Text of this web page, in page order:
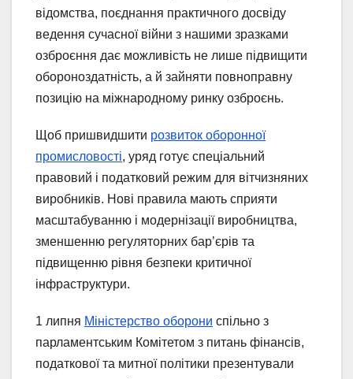
відомства, поєднання практичного досвіду
ведення сучасної війни з нашими зразками
озброєння дає можливість не лише підвищити
обороноздатність, а й зайняти повноправну
позицію на міжнародному ринку озброєнь.
Щоб пришвидшити розвиток оборонної
промисловості, уряд готує спеціальний
правовий і податковий режим для вітчизняних
виробників. Нові правила мають сприяти
масштабуванню і модернізації виробництва,
зменшенню регуляторних бар’єрів та
підвищенню рівня безпеки критичної
інфраструктури.
1 липня Міністерство оборони спільно з
парламентським Комітетом з питань фінансів,
податкової та митної політики презентували